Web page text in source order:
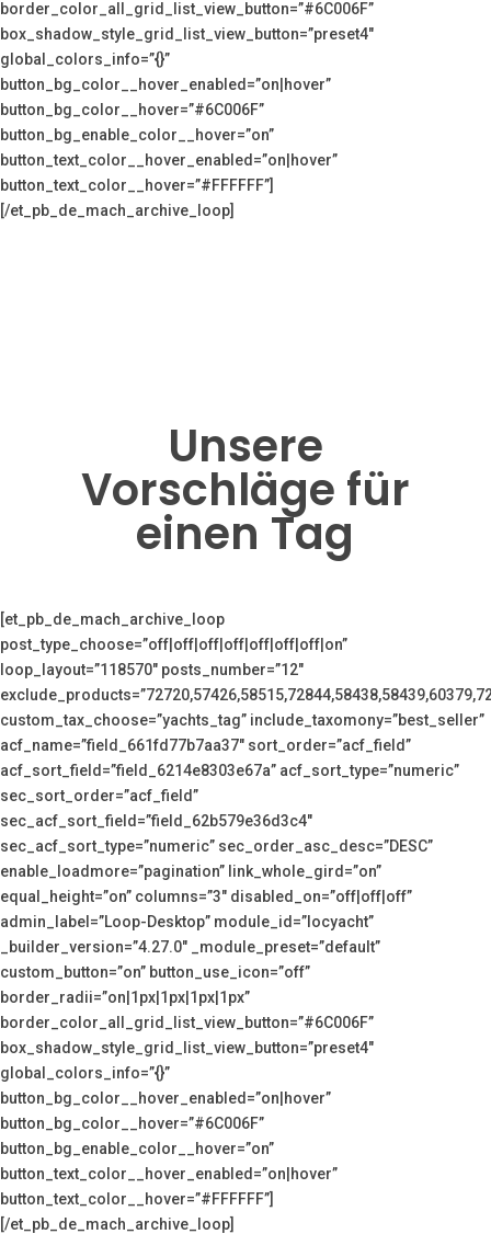
border_color_all_grid_list_view_button=”#6C006F”
box_shadow_style_grid_list_view_button=”preset4″
global_colors_info=”{}”
button_bg_color__hover_enabled=”on|hover”
button_bg_color__hover=”#6C006F”
button_bg_enable_color__hover=”on”
button_text_color__hover_enabled=”on|hover”
button_text_color__hover=”#FFFFFF”]
[/et_pb_de_mach_archive_loop]
Unsere
Vorschläge für
einen Tag
[et_pb_de_mach_archive_loop
post_type_choose=”off|off|off|off|off|off|off|on”
loop_layout=”118570″ posts_number=”12″
custom_tax_choose=”yachts_tag” include_taxomony=”best_seller”
acf_name=”field_661fd77b7aa37″ sort_order=”acf_field”
acf_sort_field=”field_6214e8303e67a” acf_sort_type=”numeric”
sec_sort_order=”acf_field”
sec_acf_sort_field=”field_62b579e36d3c4″
sec_acf_sort_type=”numeric” sec_order_asc_desc=”DESC”
enable_loadmore=”pagination” link_whole_gird=”on”
equal_height=”on” columns=”3″ disabled_on=”off|off|off”
admin_label=”Loop-Desktop” module_id=”locyacht”
_builder_version=”4.27.0″ _module_preset=”default”
custom_button=”on” button_use_icon=”off”
border_radii=”on|1px|1px|1px|1px”
border_color_all_grid_list_view_button=”#6C006F”
box_shadow_style_grid_list_view_button=”preset4″
global_colors_info=”{}”
button_bg_color__hover_enabled=”on|hover”
button_bg_color__hover=”#6C006F”
button_bg_enable_color__hover=”on”
button_text_color__hover_enabled=”on|hover”
button_text_color__hover=”#FFFFFF”]
[/et_pb_de_mach_archive_loop]